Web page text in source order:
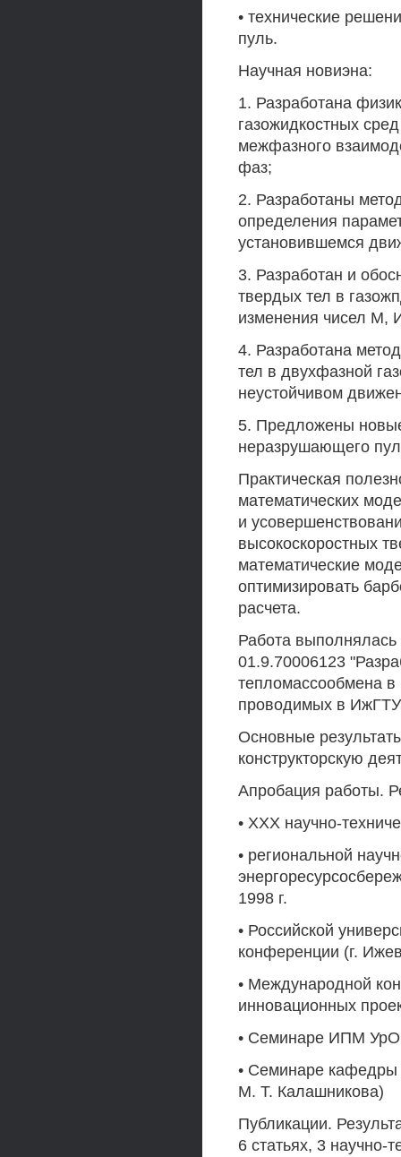
• технические
пуль.
Научная новиэна:
1. Разработана
газожидкостных
межфазного
фаз;
2. Разработаны
определения
установившемся
3. Разработан и
твердых тел в
изменения чисел М,
4. Разработана
тел в двухфазной
неустойчивом
5. Предложены
неразрушающего
Практическая
математических
и
высокоскоростных
математические
оптимизировать
расчета.
Работа
01.9.70006123
тепломассообмена в
проводимых в ИжГТУ
Основные
конструкторскую
Апробация работы.
• XXX научно-
• региональной
1998 г.
• Российской
конференции (г.
• Международной
инновационных
• Семинаре ИПМ
• Семинаре кафедры
М. Т. Калашникова)
Публикации.
6 статьях, 3 научно-